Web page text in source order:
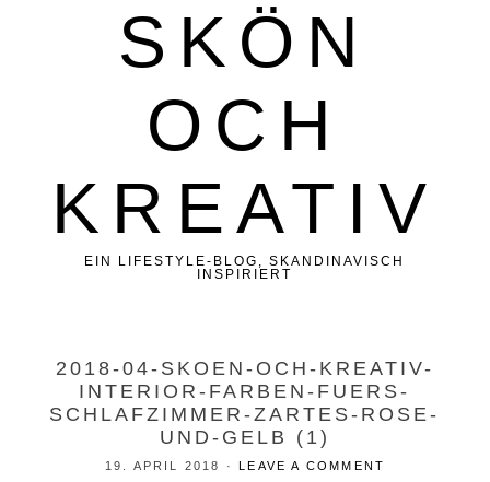
SKÖN
OCH
KREATIV
EIN LIFESTYLE-BLOG, SKANDINAVISCH
INSPIRIERT
2018-04-SKOEN-OCH-KREATIV-
INTERIOR-FARBEN-FUERS-
SCHLAFZIMMER-ZARTES-ROSE-
UND-GELB (1)
19. APRIL 2018 ·LEAVE A COMMENT